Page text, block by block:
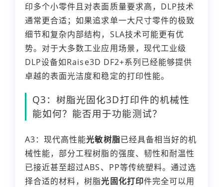
印多个小零件且对表面质量要求高，DLP技术
通常更合适；如果追求单一大尺寸零件的极致
细节和复杂内部结构，SLA技术可能更有优
势。对于大多数工业应用场景，现代工业级
DLP设备如Raise3D DF2+系列已经能够提供
卓越的表面光洁度和稳定的打印性能。
Q3：树脂光固化3D打印件的机械性
能如何？能否用于功能测试？
A3：现代高性能光敏树脂已经具备相当好的机
械性能，部分工程树脂的强度、韧性和耐温性
已接近甚至超过ABS、PP等传统塑料。通过选
择合适的材料，树脂光固化打印件完全可以用